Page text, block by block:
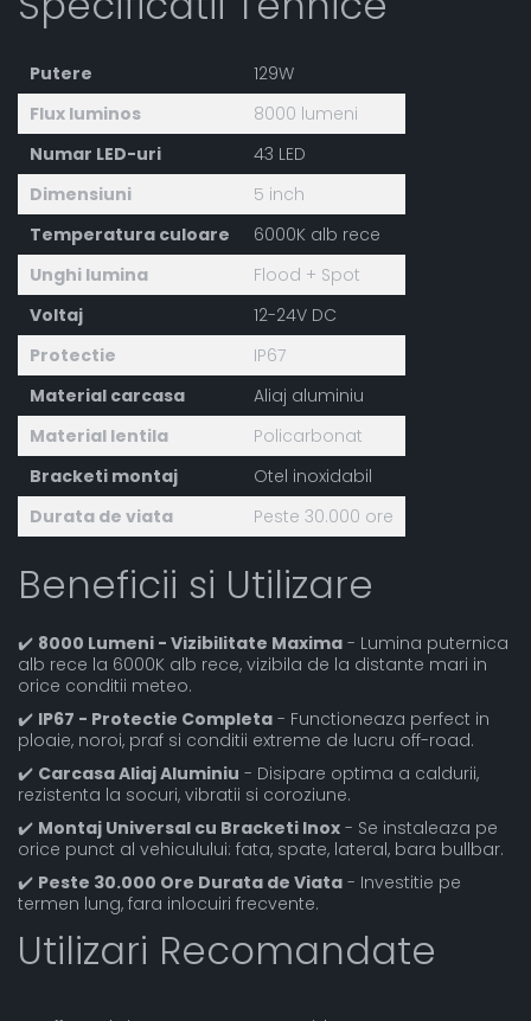
Putere
129W
Flux luminos
8000 lumeni
Numar LED-uri
43 LED
Dimensiuni
5 inch
Temperatura culoare
6000K alb rece
Unghi lumina
Flood + Spot
Voltaj
12-24V DC
Protectie
IP67
Material carcasa
Aliaj aluminiu
Material lentila
Policarbonat
Bracketi montaj
Otel inoxidabil
Durata de viata
Peste 30.000 ore
Beneficii si Utilizare
✔️ 8000 Lumeni - Vizibilitate Maxima - Lumina puternica
alb rece la 6000K alb rece, vizibila de la distante mari in
orice conditii meteo.
✔️ IP67 - Protectie Completa - Functioneaza perfect in
ploaie, noroi, praf si conditii extreme de lucru off-road.
✔️ Carcasa Aliaj Aluminiu - Disipare optima a caldurii,
rezistenta la socuri, vibratii si coroziune.
✔️ Montaj Universal cu Bracketi Inox - Se instaleaza pe
orice punct al vehiculului: fata, spate, lateral, bara bullbar.
✔️ Peste 30.000 Ore Durata de Viata - Investitie pe
termen lung, fara inlocuiri frecvente.
Utilizari Recomandate